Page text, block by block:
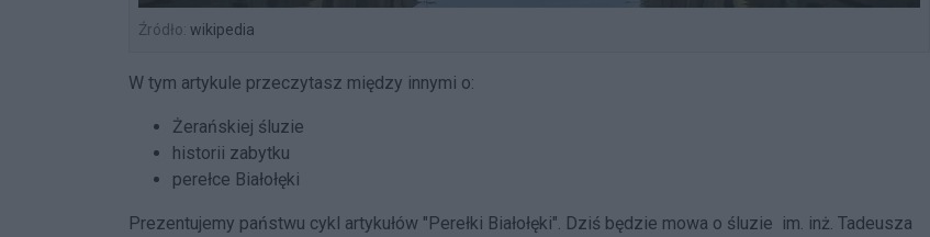
Źródło: wikipedia
W tym artykule przeczytasz między innymi o:
Żerańskiej śluzie
historii zabytku
perełce Białołęki
Prezentujemy państwu cykl artykułów "Perełki Białołęki". Dziś będzie mowa o śluzie im. inż. Tadeusza